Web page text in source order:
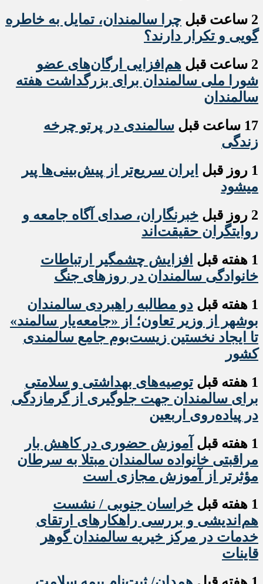
2 ساعت قبل
چرا سالمندان، تمایل به خاطره
گویی و تکرار دارند؟
2 ساعت قبل
هم‌افزایی ارگان‌های عضو
شورا ملی سالمندان برای بزرگداشت هفته
سالمندان
17 ساعت قبل
سالمندی در پرتو چرخه
زندگی
1 روز قبل
ایران سریع‌تر از پیش‌بینی‌ها پیر
میشود
2 روز قبل
خبرنگاران، صدای آگاه جامعه و
روایتگران حقیقت‌اند
1 هفته قبل
افزایش چشمگیر ارتباطات
خانوادگی سالمندان در روزهای جنگ
1 هفته قبل
دو مطالبه راهبردی سالمندان
بوشهر از وزیر تعاون؛ از «جامعه‌یار سالمند»
تا ایجاد نخستین زیست‌بوم جامع سالمندی
کشور
1 هفته قبل
️توصیه‌های بهداشتی و سلامتی
برای سالمندان جهت جلوگیری از گرمازدگی
در پیاده‌روی اربعین
1 هفته قبل
آموزش حضوری در کاهش بار
مراقبتی خانواده سالمندان مبتلا به سرطان
مؤثرتر از آموزش مجازی است
1 هفته قبل
خراسان جنوبی / نشست
هم‌اندیشی و بررسی راهکارهای ارتقای
خدمات در مرکز خیریه سالمندان گوهر
قاینات